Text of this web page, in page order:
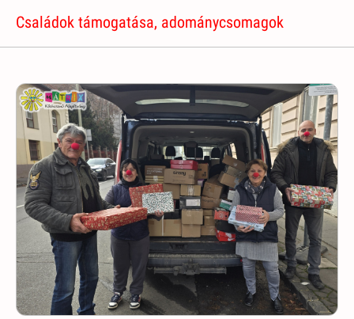
Családok támogatása, adománycsomagok